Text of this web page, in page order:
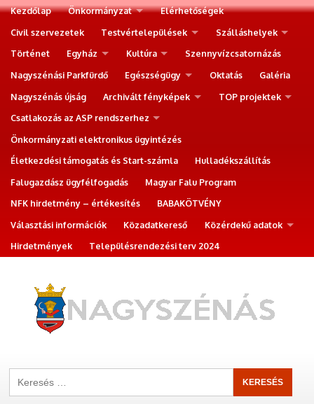
Kezdőlap Önkormányzat
Elérhetőségek
Civil szervezetek
Testvértelepülések
Szálláshelyek
Történet
Egyház Kultúra
Szennyvízcsatornázás
Nagyszénási Parkfürdő
Egészségügy Oktatás
Galéria
Nagyszénás újság
Archivált fényképek
TOP projektek
Csatlakozás az ASP rendszerhez
Önkormányzati elektronikus ügyintézés
Életkezdési támogatás és Start-számla
Hulladékszállítás
Falugazdász ügyfélfogadás
Magyar Falu Program
NFK hirdetmény – értékesítés
BABAKÖTVÉNY
Választási információk
Közadatkereső
Közérdekű adatok
Hirdetmények
Településrendezési terv 2024